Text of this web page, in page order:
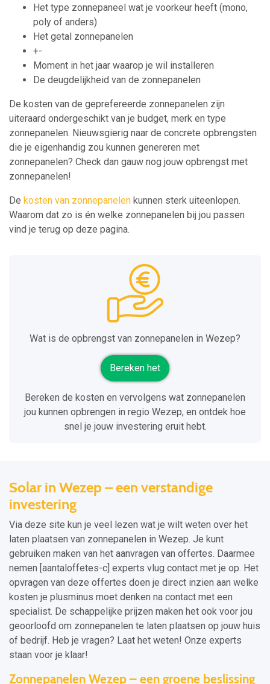
Het type zonnepaneel wat je voorkeur heeft (mono,
poly of anders)
Het getal zonnepanelen
+-
Moment in het jaar waarop je wil installeren
De deugdelijkheid van de zonnepanelen
De kosten van de geprefereerde zonnepanelen zijn
uiteraard ondergeschikt van je budget, merk en type
zonnepanelen. Nieuwsgierig naar de concrete opbrengsten
die je eigenhandig zou kunnen genereren met
zonnepanelen? Check dan gauw nog jouw opbrengst met
zonnepanelen!
De kosten van zonnepanelen kunnen sterk uiteenlopen.
Waarom dat zo is én welke zonnepanelen bij jou passen
vind je terug op deze pagina.
Wat is de opbrengst van zonnepanelen in Wezep?
Bereken het
Bereken de kosten en vervolgens wat zonnepanelen
jou kunnen opbrengen in regio Wezep, en ontdek hoe
snel je jouw investering eruit hebt.
Solar in Wezep – een verstandige
investering
Via deze site kun je veel lezen wat je wilt weten over het
laten plaatsen van zonnepanelen in Wezep. Je kunt
gebruiken maken van het aanvragen van offertes. Daarmee
nemen [aantaloffetes-c] experts vlug contact met je op. Het
opvragen van deze offertes doen je direct inzien aan welke
kosten je plusminus moet denken na contact met een
specialist. De schappelijke prijzen maken het ook voor jou
geoorloofd om zonnepanelen te laten plaatsen op jouw huis
of bedrijf. Heb je vragen? Laat het weten! Onze experts
staan voor je klaar!
Zonnepanelen Wezep – een groene beslissing